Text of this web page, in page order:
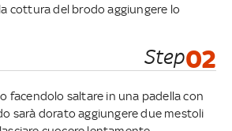
cottura del brodo aggiungere lo
Step02
facendolo saltare in una padella con
sarà dorato aggiungere due mestoli